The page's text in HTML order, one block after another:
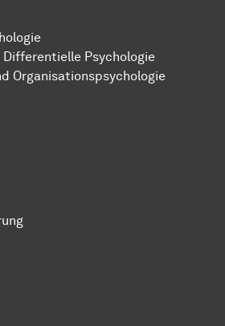
Dif­fe­ren­ti­el­le Psy­cho­lo­gie
Or­ga­ni­sa­tions­psy­cho­lo­gie